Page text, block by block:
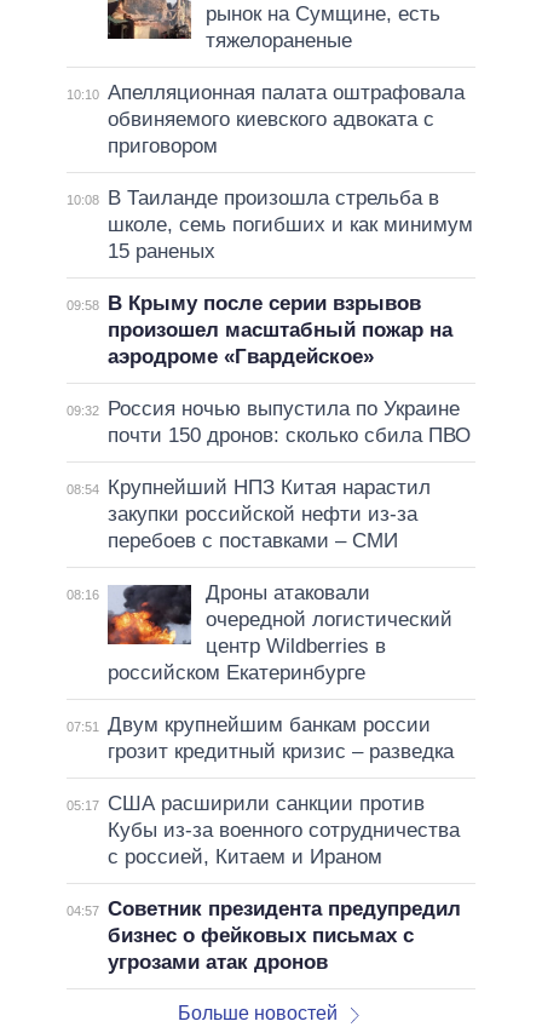
рынок на Сумщине, есть
тяжелораненые
10:10 Апелляционная палата оштрафовала
обвиняемого киевского адвоката с
приговором
10:08
В Таиланде произошла стрельба в
школе, семь погибших и как минимум
15 раненых
09:58
В Крыму после серии взрывов
произошел масштабный пожар на
аэродроме «Гвардейское»
09:32
Россия ночью выпустила по Украине
почти 150 дронов: сколько сбила ПВО
08:54
Крупнейший НПЗ Китая нарастил
закупки российской нефти из-за
перебоев с поставками – СМИ
08:16
Дроны атаковали
очередной логистический
центр Wildberries в
российском Екатеринбурге
07:51
Двум крупнейшим банкам россии
грозит кредитный кризис – разведка
05:17
США расширили санкции против
Кубы из-за военного сотрудничества
с россией, Китаем и Ираном
04:57 Советник президента предупредил
бизнес о фейковых письмах с
угрозами атак дронов
Больше новостей